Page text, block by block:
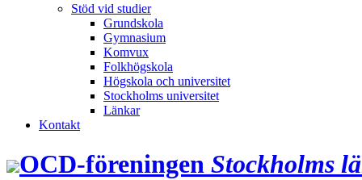
Stöd vid studier
Grundskola
Gymnasium
Komvux
Folkhögskola
Högskola och universitet
Stockholms universitet
Länkar
Kontakt
OCD‑föreningen Stockholms